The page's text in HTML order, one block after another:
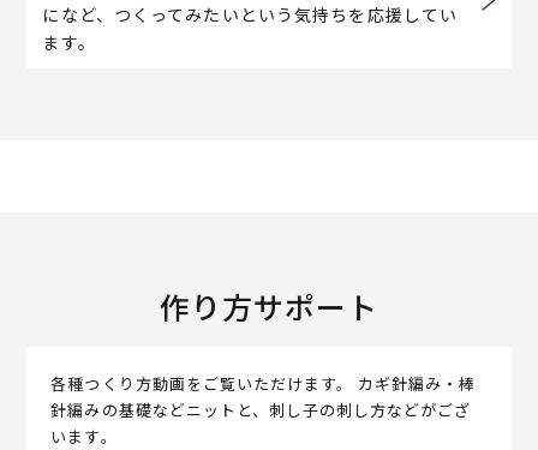
になど、つくってみたいという気持ちを応援してい
ます。
作り方サポート
各種つくり方動画をご覧いただけます。 カギ針編み・棒
針編みの基礎などニットと、刺し子の刺し方などがござ
います。